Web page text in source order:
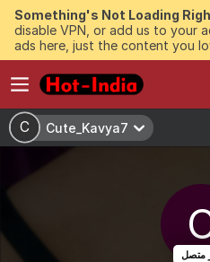
Something's Not Loading
disable VPN, or add us to your
ads here, just the content you
C Cute_Kavya7
متصل